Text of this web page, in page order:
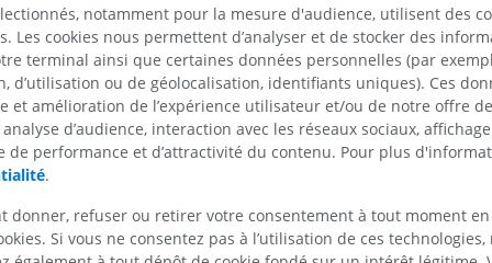
nerf facial
nerf facial
noyau moteur facial situé au sein du
motoneurones innervent divers
deuxième arc branchial, tels que le
stapédien (attaché à l'osselet stapes
cavité de l'oreille moyenne),
postérieur, l'occipital, le
postérieur du muscle digastrique.
branches terminales du nerf facial
zygomatique, buccale, mandibulaire
SUPÉRIEUR
IRM du membre supérieur
IRM
PREMIUM
IRM
PREMIUM
MEMBRE INFÉRIEUR
Membre
Illustrations
PREMIUM
inférieur
Radiographies
GRATUIT
notamment pour la mesure d'audience, utilisent des
Les cookies nous permettent d’analyser et de stocker des
terminal ainsi que certaines données personnelles (par
d’utilisation ou de géolocalisation, identifiants uniques). Ces
et amélioration de l’expérience utilisateur et/ou de notre offre
d’audience, interaction avec les réseaux sociaux,
de performance et d’attractivité du contenu. Pour plus
.
donner, refuser ou retirer votre consentement à tout moment
Si vous ne consentez pas à l’utilisation de ces